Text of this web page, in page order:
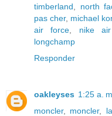
timberland
north
pas cher, michael
air force
nike
longchamp
Responder
oakleyses 1:25 a. m.
moncler, moncler,